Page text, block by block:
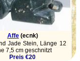
Affe(ecnk)
Jade Stein, Länge 12
7,5 cm geschnitzt
Preis €20